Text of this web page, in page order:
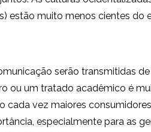
estão muito menos cientes do
serão transmitidas
ou um tratado acadêmico é
vez maiores
especialmente para as